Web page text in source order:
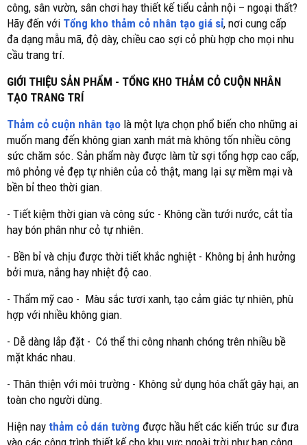
công, sân vườn, sân chơi hay thiết kế tiểu cảnh nội – ngoại thất?
Hãy đến với Tổng kho thảm cỏ nhân tạo giá sỉ, nơi cung cấp
đa dạng mẫu mã, độ dày, chiều cao sợi cỏ phù hợp cho mọi nhu
cầu trang trí.
GIỚI THIỆU SẢN PHẨM - TỔNG KHO THẢM CỎ CUỘN NHÂN
TẠO TRANG TRÍ
Thảm cỏ cuộn nhân tạo là một lựa chọn phổ biến cho những ai
muốn mang đến không gian xanh mát mà không tốn nhiều công
sức chăm sóc. Sản phẩm này được làm từ sợi tổng hợp cao cấp,
mô phỏng vẻ đẹp tự nhiên của cỏ thật, mang lại sự mềm mại và
bền bỉ theo thời gian.
- Tiết kiệm thời gian và công sức - Không cần tưới nước, cắt tỉa
hay bón phân như cỏ tự nhiên.
- Bền bỉ và chịu được thời tiết khắc nghiệt - Không bị ảnh hưởng
bởi mưa, nắng hay nhiệt độ cao.
- Thẩm mỹ cao - Màu sắc tươi xanh, tạo cảm giác tự nhiên, phù
hợp với nhiều không gian.
- Dễ dàng lắp đặt - Có thể thi công nhanh chóng trên nhiều bề
mặt khác nhau.
- Thân thiện với môi trường - Không sử dụng hóa chất gây hại, an
toàn cho người dùng.
Hiện nay thảm cỏ dán tường được hầu hết các kiến trúc sư đưa
vào các công trình thiết kế cho khu vực ngoài trời như ban công,